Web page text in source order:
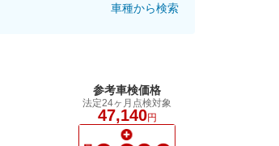
車種から検索
参考車検価格
法定24ヶ月点検対象
47,140円